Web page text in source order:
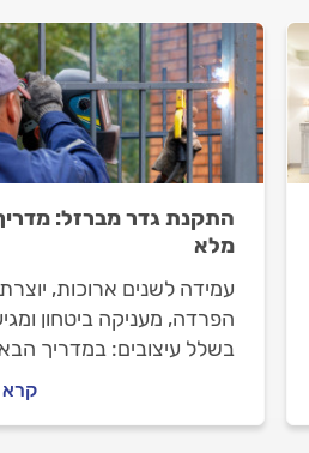
התקנת גדר מברזל:
מלא
עמידה לשנים ארוכות, יוצרת
הפרדה, מעניקה ביטחון
בשלל עיצובים: במדריך הבא
מברזל, האם התקנת גדר
מברזל מצריכה היתר בנייה,
קרא